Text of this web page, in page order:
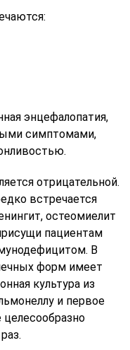
энцефалопатия,
симптомами,
отрицательной.
встречается
остеомиелит
пациентам
В
форм имеет
культура из
и первое
целесообразно